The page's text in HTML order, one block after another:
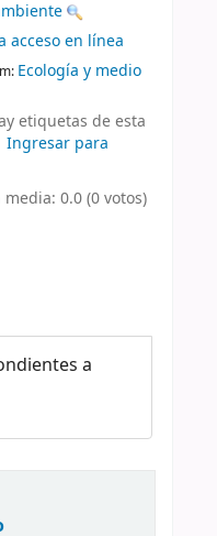
acceso en línea
Ecología y medio
etiquetas de esta
Ingresar para
0.0 (0 votos)
a